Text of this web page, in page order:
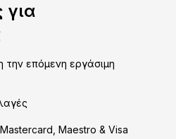
για
την επόμενη εργάσιμη
Maestro & Visa